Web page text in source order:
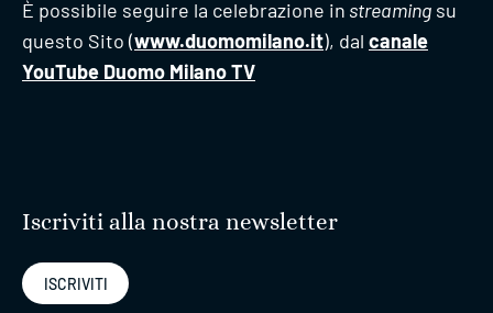
È possibile seguire la celebrazione in streaming su
questo Sito (www.duomomilano.it), dal canale
YouTube Duomo Milano TV
Iscriviti alla nostra newsletter
ISCRIVITI